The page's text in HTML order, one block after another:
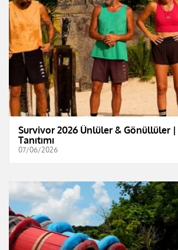
Survivor 2026 Ünlüler & Gönüllüler |
Tanıtımı
07/06/2026